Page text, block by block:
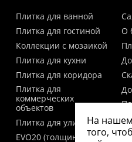
Плитка для ванной
Плитка для гостиной
Коллекции с мозаикой
Плитка для кухни
Плитка для коридора
Плитка для
коммерческих
объектов
Плитка для улицы
EVO20 (толщина 20мм)
О
На
того,